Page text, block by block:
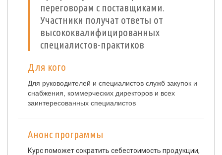
переговорам с поставщиками.
Участники получат ответы от
высококвалифицированных
специалистов-практиков
Для кого
Для руководителей и специалистов служб закупок и
снабжения, коммерческих директоров и всех
заинтересованных специалистов
Анонс программы
Курс поможет сократить себестоимость продукции,